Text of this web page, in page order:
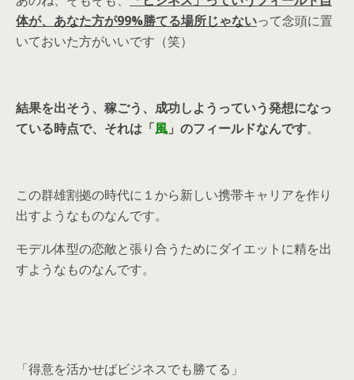
体が、あなた方が99%勝てる場所じゃないって念頭に置
いておいた方がいいです（笑）
結果を出そう、稼ごう、成功しようっていう発想になっ
ている時点で、それは「風 」のフィールドなんです。
この群雄割拠の時代に１から新しい携帯キャリアを作り
出すようなものなんです。
モデル体型の恋敵と張り合うためにダイエットに精を出
すようなものなんです。
「得意を活かせばビジネスでも勝てる」